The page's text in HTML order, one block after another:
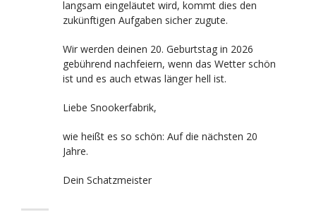
langsam eingeläutet wird, kommt dies den
zukünftigen Aufgaben sicher zugute.
Wir werden deinen 20. Geburtstag in 2026
gebührend nachfeiern, wenn das Wetter schön
ist und es auch etwas länger hell ist.
Liebe Snookerfabrik,
wie heißt es so schön: Auf die nächsten 20
Jahre.
Dein Schatzmeister